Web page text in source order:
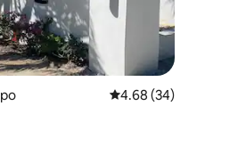
de 5, 5 reseñasCalificación
4.68 (34)